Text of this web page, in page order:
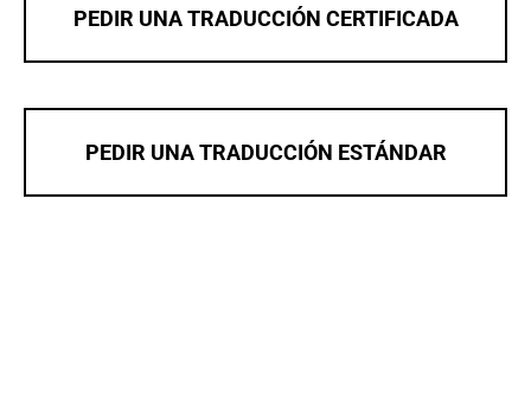
PEDIR UNA TRADUCCIÓN CERTIFICADA
PEDIR UNA TRADUCCIÓN ESTÁNDAR